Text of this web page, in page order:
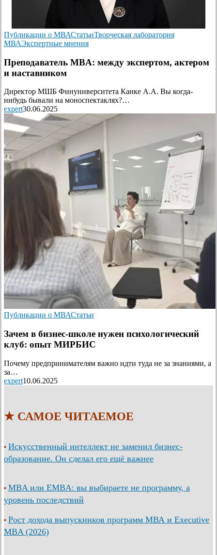
Публикации о МВАСтатьиТворческая лаборатория
МВАЭкспертные мнения
Преподаватель MBA: между экспертом, актером
и наставником
Директор МШБ Финуниверситета Канке А.А. Вы когда-
нибудь бывали на моноспектаклях?…
expert30.06.2025
Публикации о МВАСтатьи
Зачем в бизнес-школе нужен психологический
клуб: опыт МИРБИС
Почему предпринимателям важно идти туда не за знаниями, а
за…
expert10.06.2025
★ САМОЕ ЧИТАЕМОЕ
• Искусственный интеллект не заменил бизнес-
образование. Он сделал его ещё важнее
• MBA или EMBA: вы выбираете не программу, а
уровень последствий
• Рост дохода выпускников программ МВА и Executive
MBA (2026)